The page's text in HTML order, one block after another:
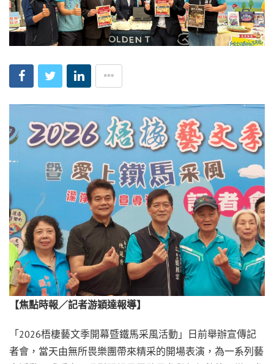
【焦點時報／記者游穎達報導】
「2026梧棲藝文季開幕暨鐵馬采風活動」日前舉辦宣傳記
者會，當天由無所畏樂團帶來精采的開場表演，為一系列藝